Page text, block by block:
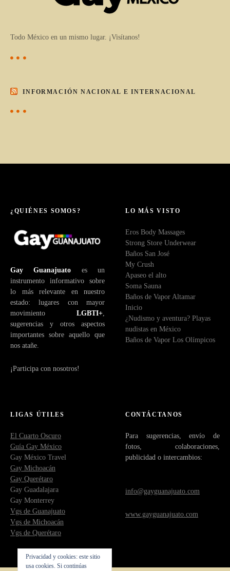
Todo México en un mismo lugar. ¡Visítanos!
INFORMACIÓN NACIONAL E INTERNACIONAL
¿QUIÉNES SOMOS?
Gay Guanajuato es un
instrumento informativo sobre
lo más relevante en nuestro
estado: lugares con mayor
movimiento LGBTI+
sugerencias y otros aspectos
importantes sobre aquello que
nos atañe.
¡Participa con nosotros!
LO MÁS VISTO
Eros Body Massages
Strong Store Underwear
Baños San José
My Crush
Apaseo el alto
Soma Sauna
Baños de Vapor Altamar
Inicio
¿Nudismo y aventura? Playas
nudistas en México
Baños de Vapor Los Olímpicos
LIGAS ÚTILES
El Cuarto Oscuro
Guía Gay México
Gay México Travel
Gay Michoacán
Gay Querétaro
Gay Guadalajara
Gay Monterrey
Vgs de Guanajuato
Vgs de Michoacán
Vgs de Querétaro
CONTÁCTANOS
Para sugerencias, envío de
fotos, colaboraciones,
publicidad o intercambios:
info@gayguanajuato.com
www.gayguanajuato.com
Privacidad y cookies: este sitio
usa cookies. Si continúas